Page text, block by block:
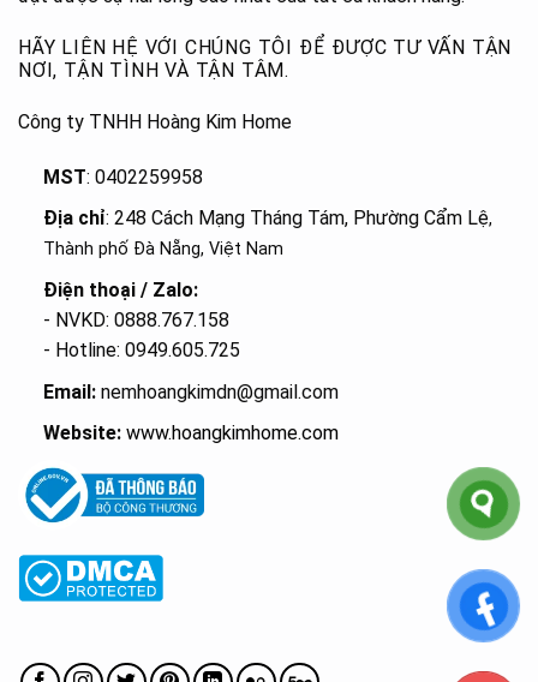
HÃY LIÊN HỆ VỚI CHÚNG TÔI ĐỂ ĐƯỢC TƯ VẤN TẬN
NƠI, TẬN TÌNH VÀ TẬN TÂM.
Công ty TNHH Hoàng Kim Home
MST: 0402259958
Địa chỉ: 248 Cách Mạng Tháng Tám, Phường Cẩm Lệ,
Thành phố Đà Nẵng, Việt Nam
Điện thoại / Zalo:
- NVKD: 0888.767.158
- Hotline: 0949.605.725
Email:nemhoangkimdn@gmail.com
Website: www.hoangkimhome.com